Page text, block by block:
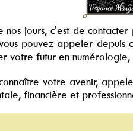
jours, c'est de
pouvez appeler
votre futur en
votre avenir,
financière et